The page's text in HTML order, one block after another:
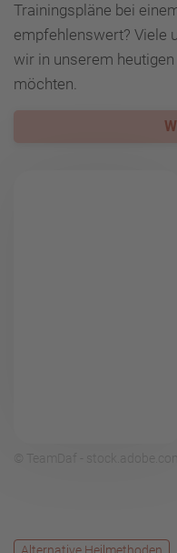
Trainingspläne bei
empfehlenswert? Viele
wir in unserem
möchten.